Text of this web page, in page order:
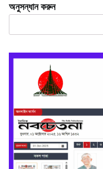
অনুসন্ধান করুন